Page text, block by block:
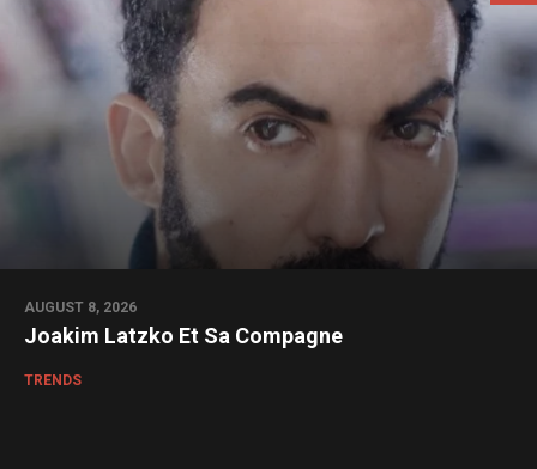
AUGUST 8, 2026
Joakim Latzko Et Sa Compagne
TRENDS